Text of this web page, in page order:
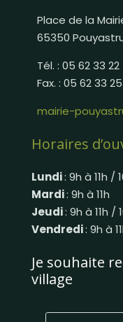
Place de la
65350
Tél. : 05 62 33
Fax. : 05 62 33
mairie-
Horaires
Lundi: 9h à 11h /
Mardi: 9h à 11h
Jeudi: 9h à 11h /
Vendredi: 9h à
Je souhaite
village